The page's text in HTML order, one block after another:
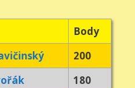
Body
200
180